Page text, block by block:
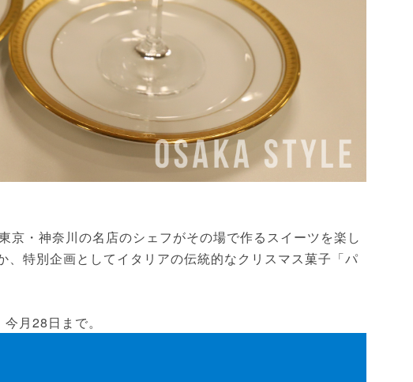
・神奈川の名店のシェフがその場で作るスイーツを楽し
特別企画としてイタリアの伝統的なクリスマス菓子「パ
月28日まで。